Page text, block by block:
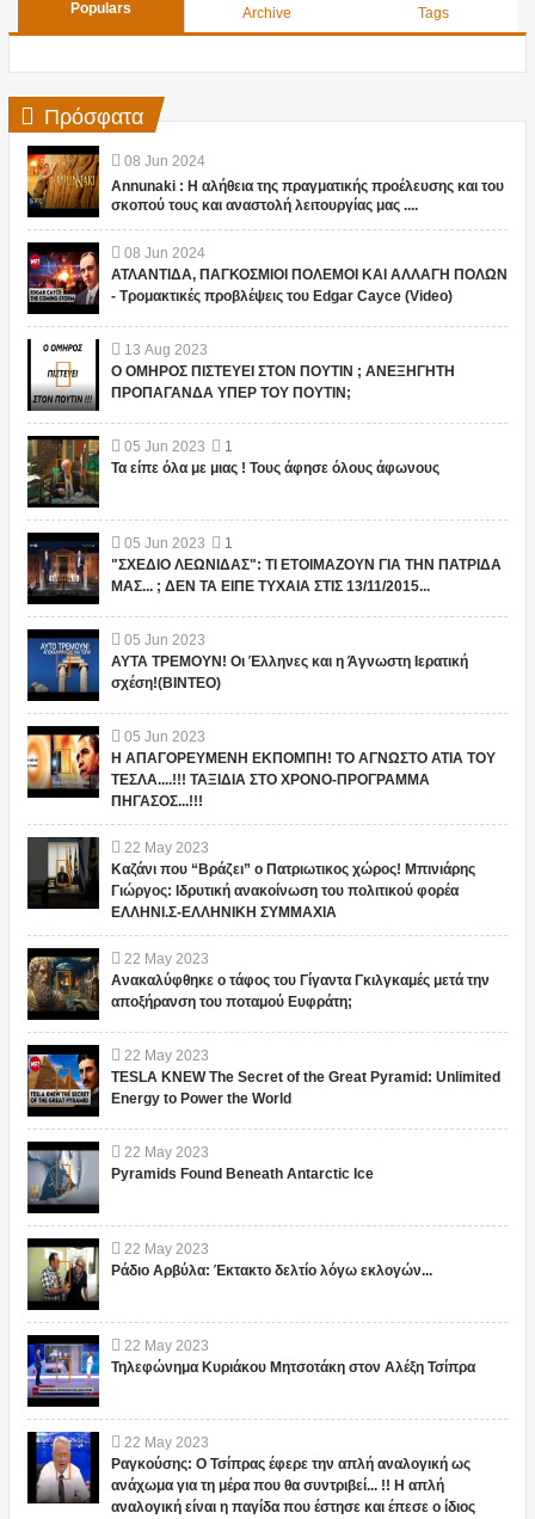
Populars Archive Tags
Πρόσφατα
08 Jun 2024
Annunaki : Η αλήθεια της πραγματικής προέλευσης και του
σκοπού τους και αναστολή λειτουργίας μας ....
08 Jun 2024
ΑΤΛΑΝΤΙΔΑ, ΠΑΓΚΟΣΜΙΟΙ ΠΟΛΕΜΟΙ ΚΑΙ ΑΛΛΑΓΗ ΠΟΛΩΝ
- Τρομακτικές προβλέψεις του Edgar Cayce (Video)
13 Aug 2023
Ο ΟΜΗΡΟΣ ΠΙΣΤΕΥΕΙ ΣΤΟΝ ΠΟΥΤΙΝ ; ΑΝΕΞΗΓΗΤΗ
ΠΡΟΠΑΓΑΝΔΑ ΥΠΕΡ ΤΟΥ ΠΟΥΤΙΝ;
05 Jun 2023
1
Τα είπε όλα με μιας ! Τους άφησε όλους άφωνους
05 Jun 2023
1
"ΣΧΕΔΙΟ ΛΕΩΝΙΔΑΣ": ΤΙ ΕΤΟΙΜΑΖΟΥΝ ΓΙΑ ΤΗΝ ΠΑΤΡΙΔΑ
ΜΑΣ... ; ΔΕΝ ΤΑ ΕΙΠΕ ΤΥΧΑΙΑ ΣΤΙΣ 13/11/2015...
05 Jun 2023
ΑΥΤΑ ΤΡΕΜΟΥΝ! Οι Έλληνες και η Άγνωστη Ιερατική
σχέση!(ΒΙΝΤΕΟ)
05 Jun 2023
Η ΑΠΑΓΟΡΕΥΜΕΝΗ ΕΚΠΟΜΠΗ! ΤΟ ΑΓΝΩΣΤΟ ΑΤΙΑ ΤΟΥ
ΤΕΣΛΑ....!!! ΤΑΞΙΔΙΑ ΣΤΟ ΧΡΟΝΟ-ΠΡΟΓΡΑΜΜΑ
ΠΗΓΑΣΟΣ...!!!
22 May 2023
Καζάνι που “Βράζει” ο Πατριωτικος χώρος! Μπινιάρης
Γιώργος: Ιδρυτική ανακοίνωση του πολιτικού φορέα
ΕΛΛΗΝΙ.Σ-ΕΛΛΗΝΙΚΗ ΣΥΜΜΑΧΙΑ
22 May 2023
Ανακαλύφθηκε ο τάφος του Γίγαντα Γκιλγκαμές μετά την
αποξήρανση του ποταμού Ευφράτη;
22 May 2023
TESLA KNEW The Secret of the Great Pyramid: Unlimited
Energy to Power the World
22 May 2023
Pyramids Found Beneath Antarctic Ice
22 May 2023
Ράδιο Αρβύλα: Έκτακτο δελτίο λόγω εκλογών...
22 May 2023
Τηλεφώνημα Κυριάκου Μητσοτάκη στον Αλέξη Τσίπρα
22 May 2023
Ραγκούσης: Ο Τσίπρας έφερε την απλή αναλογική ως
ανάχωμα για τη μέρα που θα συντριβεί... !! Η απλή
αναλογική είναι η παγίδα που έστησε και έπεσε ο ίδιος